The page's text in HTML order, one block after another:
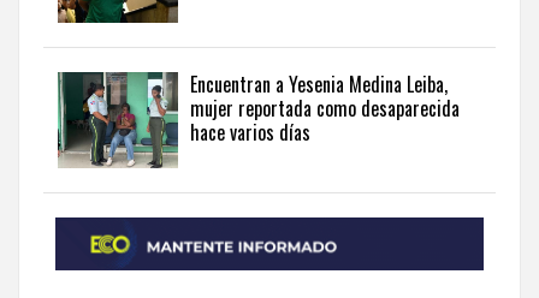
Encuentran a Yesenia Medina Leiba,
mujer reportada como desaparecida
hace varios días